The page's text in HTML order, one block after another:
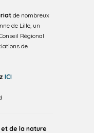
de nombreux
de Lille, un
Régional
de
ICI
et de la nature